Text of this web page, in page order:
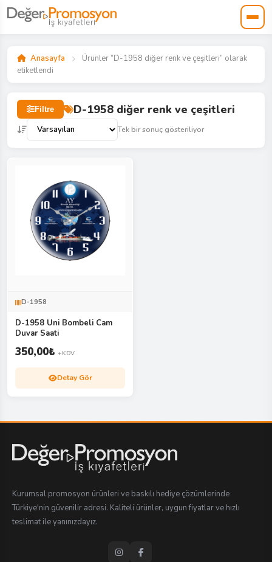
Anasayfa
Ürünler “D-1958 diğer renk ve çeşitleri” olarak
etiketlendi
Filtre D-1958 diğer renk ve çeşitleri
Tek bir sonuç gösteriliyor
D-1958
D-1958 Uni Bombeli Cam
Duvar Saati
350,00₺ +KDV
Detay Gör
Kurumsal promosyon ürünleri ve baskılı hediye çözümlerinde
Türkiye'nin güvenilir adresi. Kaliteli ürünler, uygun fiyatlar ve hızlı
teslimat ile yanınızdayız.